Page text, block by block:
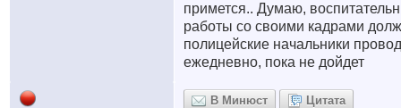
примется.. Думаю,
работы со своими кадрами
полицейские начальники
ежедневно, пока не дойдет
В Минюст
Цитата